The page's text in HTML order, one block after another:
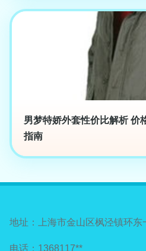
男梦特娇外套性价比解析 价
指南
地址：上海市金山区枫泾镇环
电话：1368117**